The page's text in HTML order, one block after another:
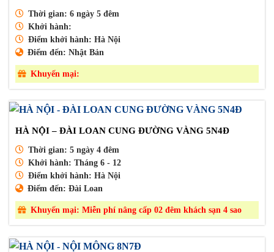
Thời gian: 6 ngày 5 đêm
Khởi hành:
Điểm khởi hành: Hà Nội
Điểm đến: Nhật Bản
Khuyến mại:
HÀ NỘI – ĐÀI LOAN CUNG ĐƯỜNG VÀNG 5N4Đ
Thời gian: 5 ngày 4 đêm
Khởi hành: Tháng 6 - 12
Điểm khởi hành: Hà Nội
Điểm đến: Đài Loan
Khuyến mại: Miễn phí nâng cấp 02 đêm khách sạn 4 sao